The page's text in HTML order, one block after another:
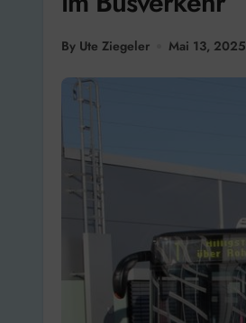
By Ute Ziegeler Mai 13, 2025